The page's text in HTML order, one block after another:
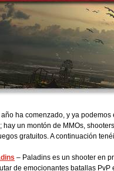
ha comenzado, y ya
hay un montón de MMOs,
gratuitos. A continuación
– Paladins es un shooter en
de emocionantes batallas